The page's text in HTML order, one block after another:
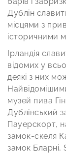
Дублін
місцями з
історичними
Ірландія
відомих у
деякі з них
музей пива
Дублінський
Пауерскорт,
замок-скеля
замок Бларні,